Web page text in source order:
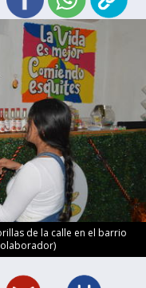
de la calle en el barrio